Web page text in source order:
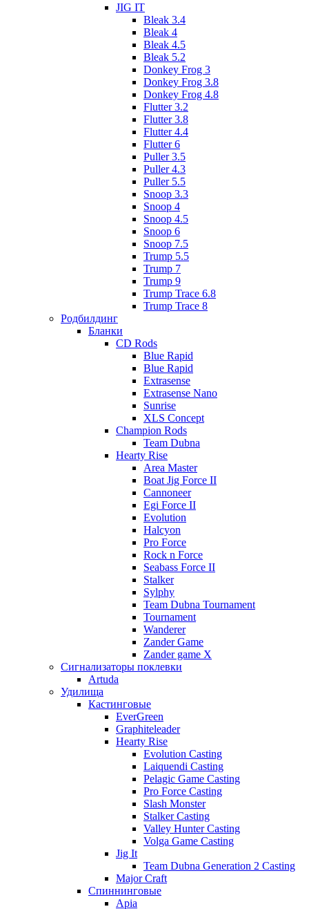
JIG IT
Bleak 3.4
Bleak 4
Bleak 4.5
Bleak 5.2
Donkey Frog 3
Donkey Frog 3.8
Donkey Frog 4.8
Flutter 3.2
Flutter 3.8
Flutter 4.4
Flutter 6
Puller 3.5
Puller 4.3
Puller 5.5
Snoop 3.3
Snoop 4
Snoop 4.5
Snoop 6
Snoop 7.5
Trump 5.5
Trump 7
Trump 9
Trump Trace 6.8
Trump Trace 8
Родбилдинг
Бланки
CD Rods
Blue Rapid
Blue Rapid
Extrasense
Extrasense Nano
Sunrise
XLS Concept
Champion Rods
Team Dubna
Hearty Rise
Area Master
Boat Jig Force II
Cannoneer
Egi Force II
Evolution
Halcyon
Pro Force
Rock n Force
Seabass Force II
Stalker
Sylphy
Team Dubna Tournament
Tournament
Wanderer
Zander Game
Zander game X
Сигнализаторы поклевки
Artuda
Удилища
Кастинговые
EverGreen
Graphiteleader
Hearty Rise
Evolution Casting
Laiquendi Casting
Pelagic Game Casting
Pro Force Casting
Slash Monster
Stalker Casting
Valley Hunter Casting
Volga Game Casting
Jig It
Team Dubna Generation 2 Casting
Major Craft
Спиннинговые
Apia